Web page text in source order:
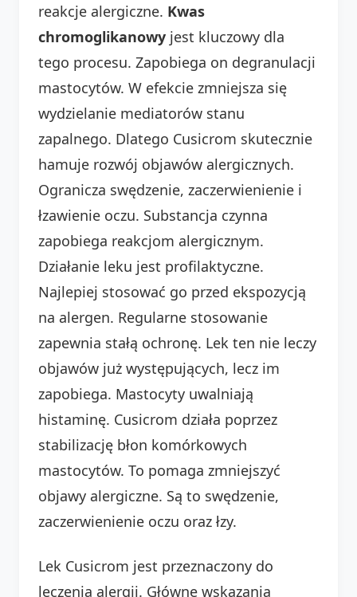
reakcje alergiczne. Kwas
chromoglikanowy jest kluczowy dla
tego procesu. Zapobiega on degranulacji
mastocytów. W efekcie zmniejsza się
wydzielanie mediatorów stanu
zapalnego. Dlatego Cusicrom skutecznie
hamuje rozwój objawów alergicznych.
Ogranicza swędzenie, zaczerwienienie i
łzawienie oczu. Substancja czynna
zapobiega reakcjom alergicznym.
Działanie leku jest profilaktyczne.
Najlepiej stosować go przed ekspozycją
na alergen. Regularne stosowanie
zapewnia stałą ochronę. Lek ten nie leczy
objawów już występujących, lecz im
zapobiega. Mastocyty uwalniają
histaminę. Cusicrom działa poprzez
stabilizację błon komórkowych
mastocytów. To pomaga zmniejszyć
objawy alergiczne. Są to swędzenie,
zaczerwienienie oczu oraz łzy.
Lek Cusicrom jest przeznaczony do
leczenia alergii. Główne wskazania